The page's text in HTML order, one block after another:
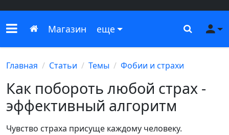
Меню сайта
Главная
Магазин еще Поиск
Главная Статьи Темы Фобии и страхи
Как побороть любой страх -
эффективный алгоритм
Чувство страха присуще каждому человеку.